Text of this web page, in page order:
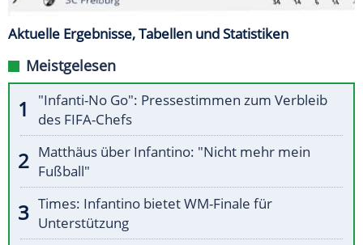
Aktuelle Ergebnisse, Tabellen und Statistiken
Meistgelesen
"Infanti-No Go": Pressestimmen zum Verbleib
des FIFA-Chefs
Matthäus über Infantino: "Nicht mehr mein
Fußball"
Times: Infantino bietet WM-Finale für
Unterstützung